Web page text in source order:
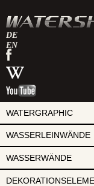
DE
EN
watershow
auf
facebook
watershow
bei
wikipedia
watershow
youtube
WATERGRAPHIC
WASSERLEINWÄNDE
WASSERWÄNDE